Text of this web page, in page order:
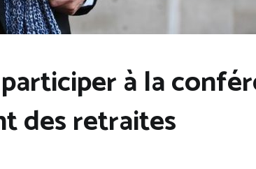
à la
des retraites